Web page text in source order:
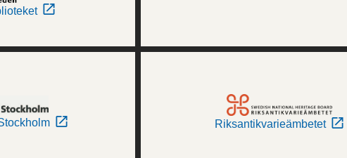
Riksantikvarieämbetet